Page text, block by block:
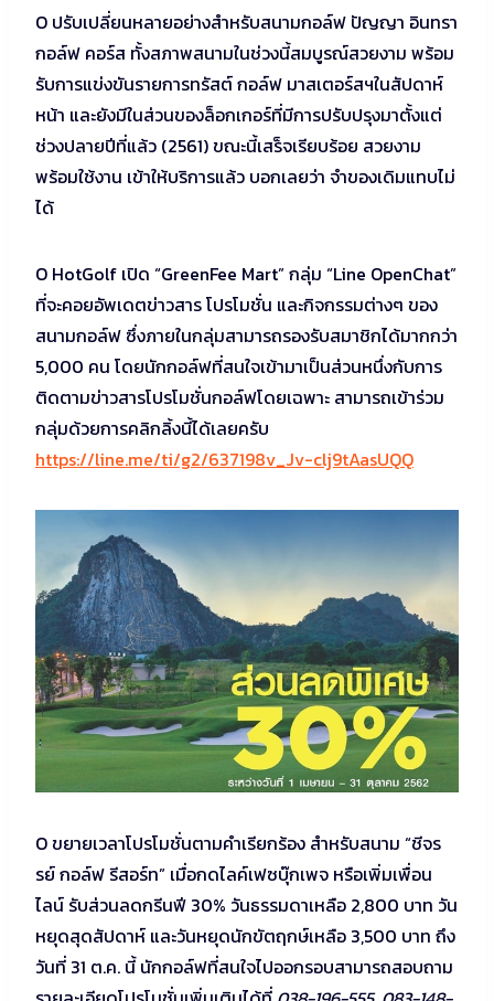
O ปรับเปลี่ยนหลายอย่างสำหรับสนามกอล์ฟ ปัญญา อินทรา
กอล์ฟ คอร์ส ทั้งสภาพสนามในช่วงนี้สมบูรณ์สวยงาม พร้อม
รับการแข่งขันรายการทรัสต์ กอล์ฟ มาสเตอร์สฯในสัปดาห์
หน้า และยังมีในส่วนของล็อกเกอร์ที่มีการปรับปรุงมาตั้งแต่
ช่วงปลายปีที่แล้ว (2561) ขณะนี้เสร็จเรียบร้อย สวยงาม
พร้อมใช้งาน เข้าให้บริการแล้ว บอกเลยว่า จำของเดิมแทบไม่
ได้
O HotGolf เปิด “GreenFee Mart” กลุ่ม “Line OpenChat”
ที่จะคอยอัพเดตข่าวสาร โปรโมชั่น และกิจกรรมต่างๆ ของ
สนามกอล์ฟ ซึ่งภายในกลุ่มสามารถรองรับสมาชิกได้มากกว่า
5,000 คน โดยนักกอล์ฟที่สนใจเข้ามาเป็นส่วนหนึ่งกับการ
ติดตามข่าวสารโปรโมชั่นกอล์ฟโดยเฉพาะ สามารถเข้าร่วม
กลุ่มด้วยการคลิกลิ้งนี้ได้เลยครับ
https://line.me/ti/g2/637198v_Jv-clj9tAasUQQ
O ขยายเวลาโปรโมชั่นตามคำเรียกร้อง สำหรับสนาม “ชีจร
รย์ กอล์ฟ รีสอร์ท” เมื่อกดไลค์เฟซบุ๊กเพจ หรือเพิ่มเพื่อน
ไลน์ รับส่วนลดกรีนฟี 30% วันธรรมดาเหลือ 2,800 บาท วัน
หยุดสุดสัปดาห์ และวันหยุดนักขัตฤกษ์เหลือ 3,500 บาท ถึง
วันที่ 31 ต.ค. นี้ นักกอล์ฟที่สนใจไปออกรอบสามารถสอบถาม